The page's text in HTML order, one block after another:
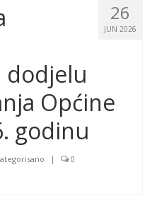
26
JUN 2026
dodjelu
Općine
godinu
| 0